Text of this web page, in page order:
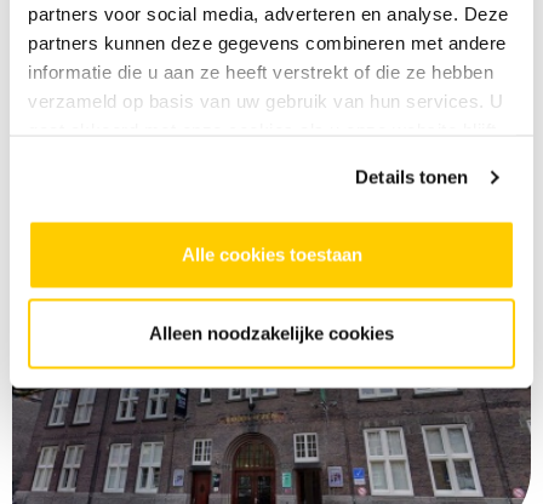
partners voor social media, adverteren en analyse. Deze
partners kunnen deze gegevens combineren met andere
informatie die u aan ze heeft verstrekt of die ze hebben
verzameld op basis van uw gebruik van hun services. U
Details tonen
Alle cookies toestaan
Alleen noodzakelijke cookies
Dit zijn de cursuslocaties in
West